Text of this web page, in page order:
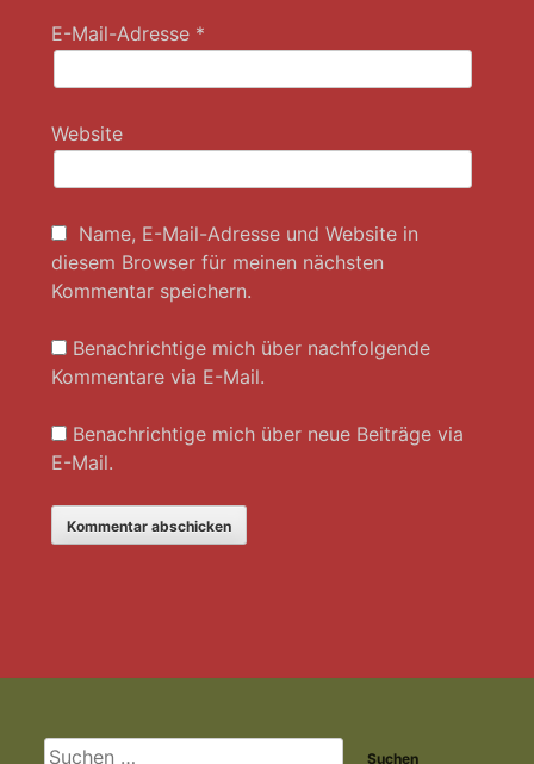
E-Mail-Adresse *
Website
Name, E-Mail-Adresse und Website in
diesem Browser für meinen nächsten
Kommentar speichern.
Benachrichtige mich über nachfolgende
Kommentare via E-Mail.
Benachrichtige mich über neue Beiträge via
E-Mail.
Suchen